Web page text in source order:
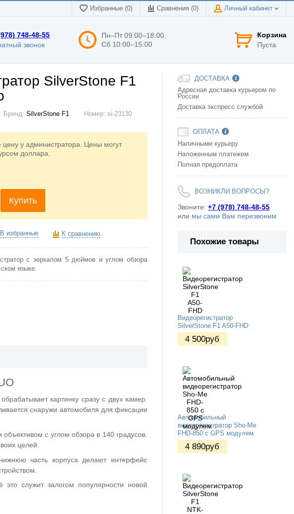
Избранные (0) Сравнения (0) Личный кабинет
748-48-55
звонок
Пн–Пт 09:00–18:00,
Сб 10:00–15:00
Корзина
Пуста
SilverStone F1
Бренд: SilverStone F1 Номер: si-23130
цену у администратора. Цены могут
доллара.
Купить
В избранные К сравнению
с зеркалом 5 дюймов и углом обзора
языке.
картинку сразу с двух камер.
снаружи автомобиля для фиксации
с углом обзора в 140 градусов.
целей.
часть корпуса делают интерфейс
служит залогом популярности новой
ДОСТАВКА
Адресная доставка курьером по
России
Доставка экспресс службой
ОПЛАТА
Наличными курьеру
Наложенным платежем
Полная предоплата
ВОЗНИКЛИ ВОПРОСЫ?
Звоните: +7 (978) 748-48-55
или мы сами Вам перезвоним
Похожие товары
Видеорегистратор
SilverStone F1 A50-FHD
4 500руб
Автомобильный
видеорегистратор Sho-Me
FHD-850 с GPS модулем
4 890руб